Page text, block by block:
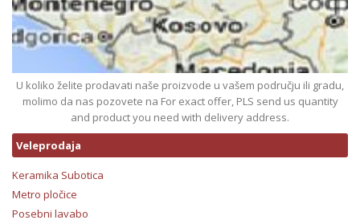
U koliko želite prodavati naše proizvode u vašem području ili gradu,
molimo da nas pozovete na For exact offer, PLS send us quantity
and product you need with delivery address.
Veleprodaja
Keramika Subotica
Metro pločice
Posebni lavabo